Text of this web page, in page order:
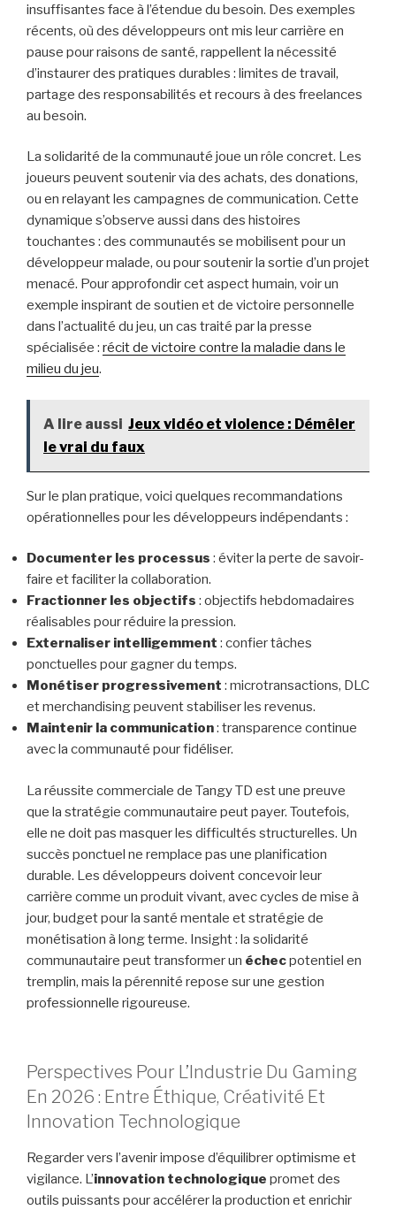
insuffisantes face à l’étendue du besoin. Des exemples
récents, où des développeurs ont mis leur carrière en
pause pour raisons de santé, rappellent la nécessité
d’instaurer des pratiques durables : limites de travail,
partage des responsabilités et recours à des freelances
au besoin.
La solidarité de la communauté joue un rôle concret. Les
joueurs peuvent soutenir via des achats, des donations,
ou en relayant les campagnes de communication. Cette
dynamique s’observe aussi dans des histoires
touchantes : des communautés se mobilisent pour un
développeur malade, ou pour soutenir la sortie d’un projet
menacé. Pour approfondir cet aspect humain, voir un
exemple inspirant de soutien et de victoire personnelle
dans l’actualité du jeu, un cas traité par la presse
spécialisée : récit de victoire contre la maladie dans le
milieu du jeu.
A lire aussi Jeux vidéo et violence : Démêler
le vrai du faux
Sur le plan pratique, voici quelques recommandations
opérationnelles pour les développeurs indépendants :
Documenter les processus : éviter la perte de savoir-
faire et faciliter la collaboration.
Fractionner les objectifs : objectifs hebdomadaires
réalisables pour réduire la pression.
Externaliser intelligemment : confier tâches
ponctuelles pour gagner du temps.
Monétiser progressivement : microtransactions, DLC
et merchandising peuvent stabiliser les revenus.
Maintenir la communication: transparence continue
avec la communauté pour fidéliser.
La réussite commerciale de Tangy TD est une preuve
que la stratégie communautaire peut payer. Toutefois,
elle ne doit pas masquer les difficultés structurelles. Un
succès ponctuel ne remplace pas une planification
durable. Les développeurs doivent concevoir leur
carrière comme un produit vivant, avec cycles de mise à
jour, budget pour la santé mentale et stratégie de
monétisation à long terme. Insight : la solidarité
communautaire peut transformer un échecpotentiel en
tremplin, mais la pérennité repose sur une gestion
professionnelle rigoureuse.
Perspectives Pour L’Industrie Du Gaming
En 2026 : Entre Éthique, Créativité Et
Innovation Technologique
Regarder vers l’avenir impose d’équilibrer optimisme et
vigilance. L’innovation technologique promet des
outils puissants pour accélérer la production et enrichir